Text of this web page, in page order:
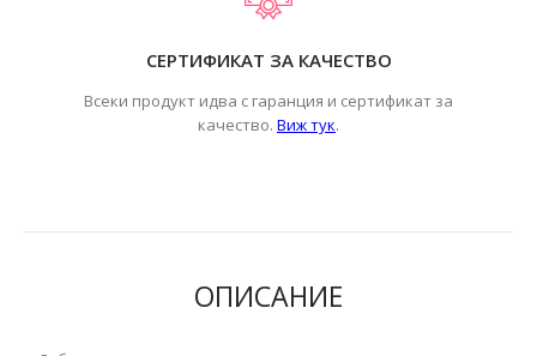
СЕРТИФИКАТ ЗА КАЧЕСТВО
Всеки продукт идва с гаранция и сертификат за
качество. Виж тук.
ОПИСАНИЕ